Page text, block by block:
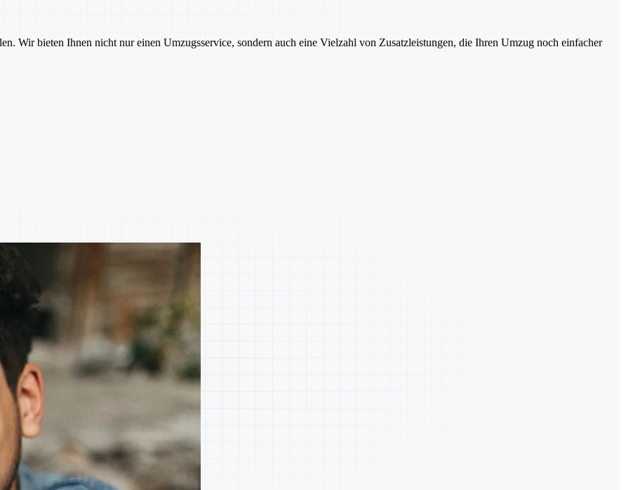
Wir bieten Ihnen nicht nur einen Umzugsservice, sondern auch eine Vielzahl von Zusatzleistungen, die Ihren Umzug noch einfacher